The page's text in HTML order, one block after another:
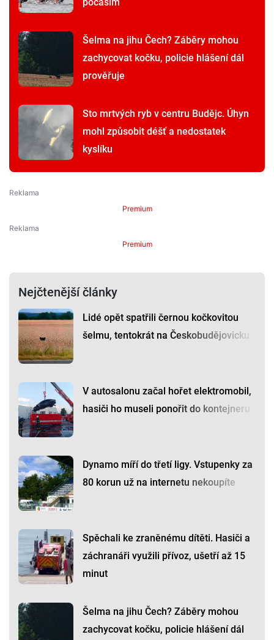
Šelma na jihu Čech? Záběry mohou
zachycovat kočku, policie hlášení dál
prověřuje
Sto mrtvých ryb v centru Budějc. Úhyn
mohl způsobit déšť a nedostatek
kyslíku
Premium
Premium
Nejčtenější články
Lidé opět spatřili černou kočkovitou
šelmu, tentokrát na Českobudějovicku
V autosalonu začal hořet elektromobil,
hasiči ho museli ponořit do kontejneru
Dynamo míří do třetí ligy. Vstupenky za
80 korun už na internetu nekoupíte
Spěchali ke zraněnému dítěti. Hasiči a
záchranáři využili přívoz, ušetří až 15
minut
Šelma na jihu Čech? Záběry mohou
zachycovat kočku, policie hlášení dál